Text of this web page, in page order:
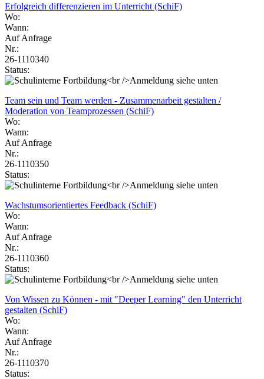
Erfolgreich differenzieren im Unterricht (SchiF)
Wo:
Wann:
Auf Anfrage
Nr.:
26-1110340
Status:
Team sein und Team werden - Zusammenarbeit gestalten /
Moderation von Teamprozessen (SchiF)
Wo:
Wann:
Auf Anfrage
Nr.:
26-1110350
Status:
Wachstumsorientiertes Feedback (SchiF)
Wo:
Wann:
Auf Anfrage
Nr.:
26-1110360
Status:
Von Wissen zu Können - mit "Deeper Learning" den Unterricht
gestalten (SchiF)
Wo:
Wann:
Auf Anfrage
Nr.:
26-1110370
Status: